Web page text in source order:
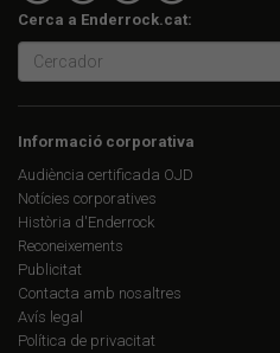
Cerca a Enderrock.cat:
Informació corporativa
Audiència certificada OJD
Notícies corporatives
Història d'Enderrock
Reconeixements
Publicitat
Contacta amb nosaltres
Avís legal
Política de privacitat